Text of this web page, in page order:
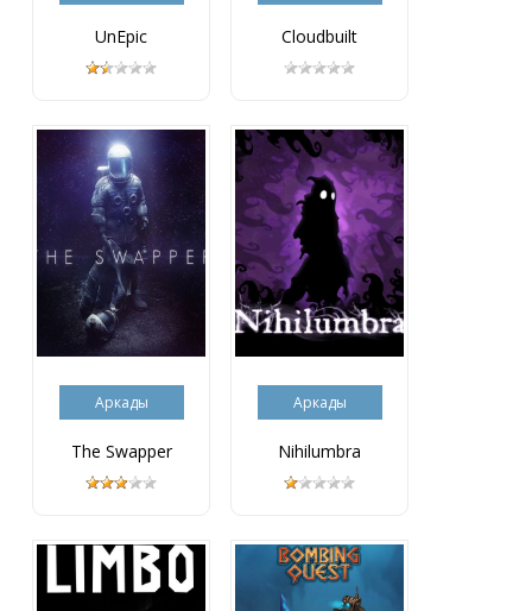
UnEpic Cloudbuilt
Аркады
The Swapper
Аркады
Nihilumbra